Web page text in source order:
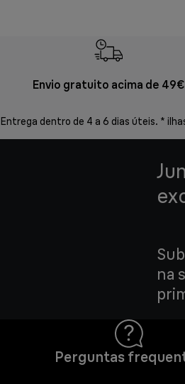
Envio gratuito acima de 49€
Entrega dentro de 4 a 6 dias úteis. *
na
Perguntas